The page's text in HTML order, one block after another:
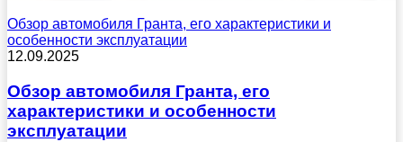
Обзор автомобиля Гранта, его характеристики и
особенности эксплуатации
12.09.2025
Обзор автомобиля Гранта, его
характеристики и особенности
эксплуатации